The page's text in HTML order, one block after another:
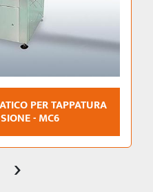
PER TAPPATURA
- MC6
›